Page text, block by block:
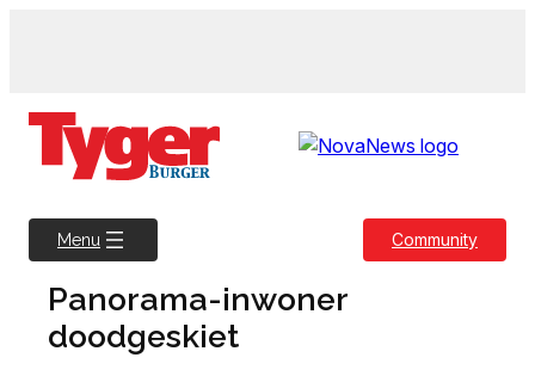
Menu Community
Panorama-inwoner
doodgeskiet